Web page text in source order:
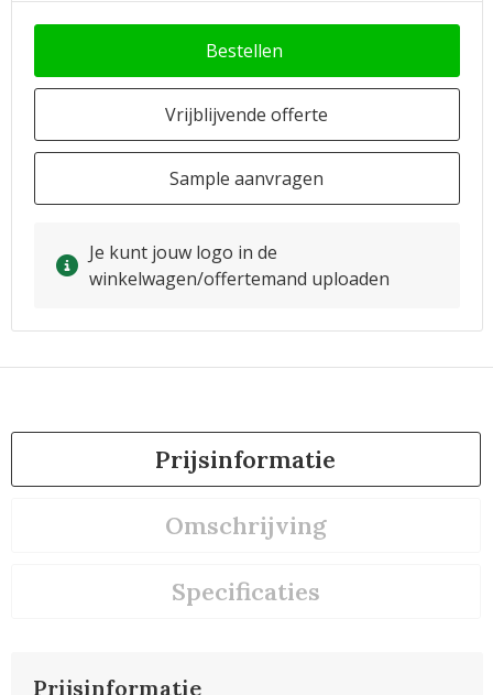
Bestellen
Vrijblijvende offerte
Sample aanvragen
Je kunt jouw logo in de
winkelwagen/offertemand uploaden
Prijsinformatie
Omschrijving
Specificaties
Prijsinformatie